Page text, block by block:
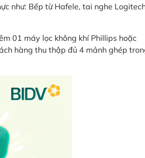
như: Bếp từ Hafele, tai nghe
01 máy lọc không khí Phillips hoặc
hàng thu thập đủ 4 mảnh ghép